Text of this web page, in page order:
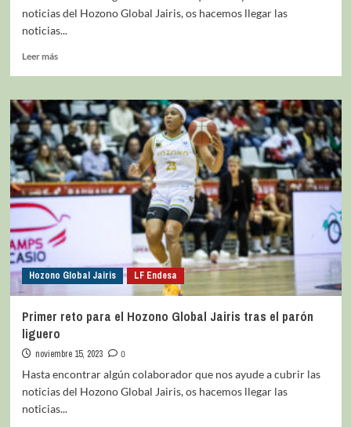
noticias del Hozono Global Jairis, os hacemos llegar las
noticias...
Leer más
Hozono Global Jairis LF Endesa
Primer reto para el Hozono Global Jairis tras el parón
liguero
noviembre 15, 2023
0
Hasta encontrar algún colaborador que nos ayude a cubrir las
noticias del Hozono Global Jairis, os hacemos llegar las
noticias...